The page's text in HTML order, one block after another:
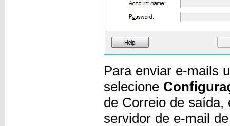
Para enviar e-mails
selecione
de Correio de saída,
servidor de e-mail